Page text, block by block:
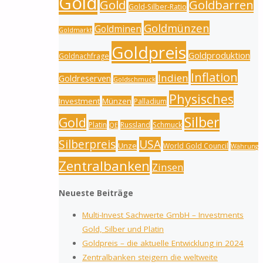
Gold Gold-Silber-Ratio Goldbarren
Goldmarkt Goldminen Goldmünzen
Goldnachfrage Goldpreis Goldproduktion
Goldreserven Goldschmuck Indien Inflation
Investment Münzen Palladium Physisches
Gold Platin QE Russland Schmuck Silber
Silberpreis Unze USA World Gold Council Währung
Zentralbanken Zinsen
Neueste Beiträge
Multi-Invest Sachwerte GmbH – Investments
Gold, Silber und Platin
Goldpreis – die aktuelle Entwicklung in 2024
Zentralbanken steigern die weltweite